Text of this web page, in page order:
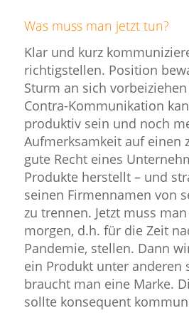
Was muss man jetzt tun?
Klar und kurz
richtigstellen. Position
Sturm an sich
Contra-Kommunikation
produktiv sein und noch
Aufmerksamkeit auf einen
gute Recht eines
Produkte herstellt – und
seinen Firmennamen von
zu trennen. Jetzt muss
morgen, d.h. für die Zeit
Pandemie, stellen. Dann
ein Produkt unter anderen
braucht man eine Marke.
sollte konsequent